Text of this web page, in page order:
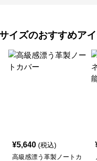
イズのおすすめア
¥5,640 (税込)
高級感漂う革製ノートカ